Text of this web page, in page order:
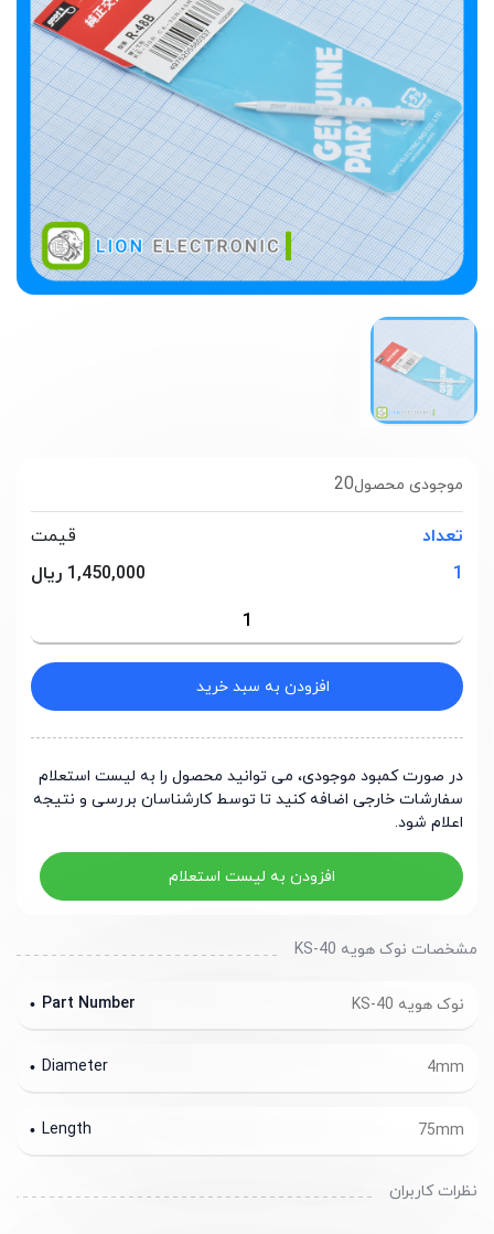
20موجودی محصول
تعداد
قیمت
1
1,450,000 ریال
افزودن به سبد خرید
در صورت کمبود موجودی، می توانید محصول را به لیست استعلام
سفارشات خارجی اضافه کنید تا توسط کارشناسان بررسی و نتیجه
اعلام شود.
افزودن به لیست استعلام
مشخصات نوک هویه KS-40
نوک هویه KS-40 Part Number
4mm
Diameter
75mm
Length
نظرات کاربران